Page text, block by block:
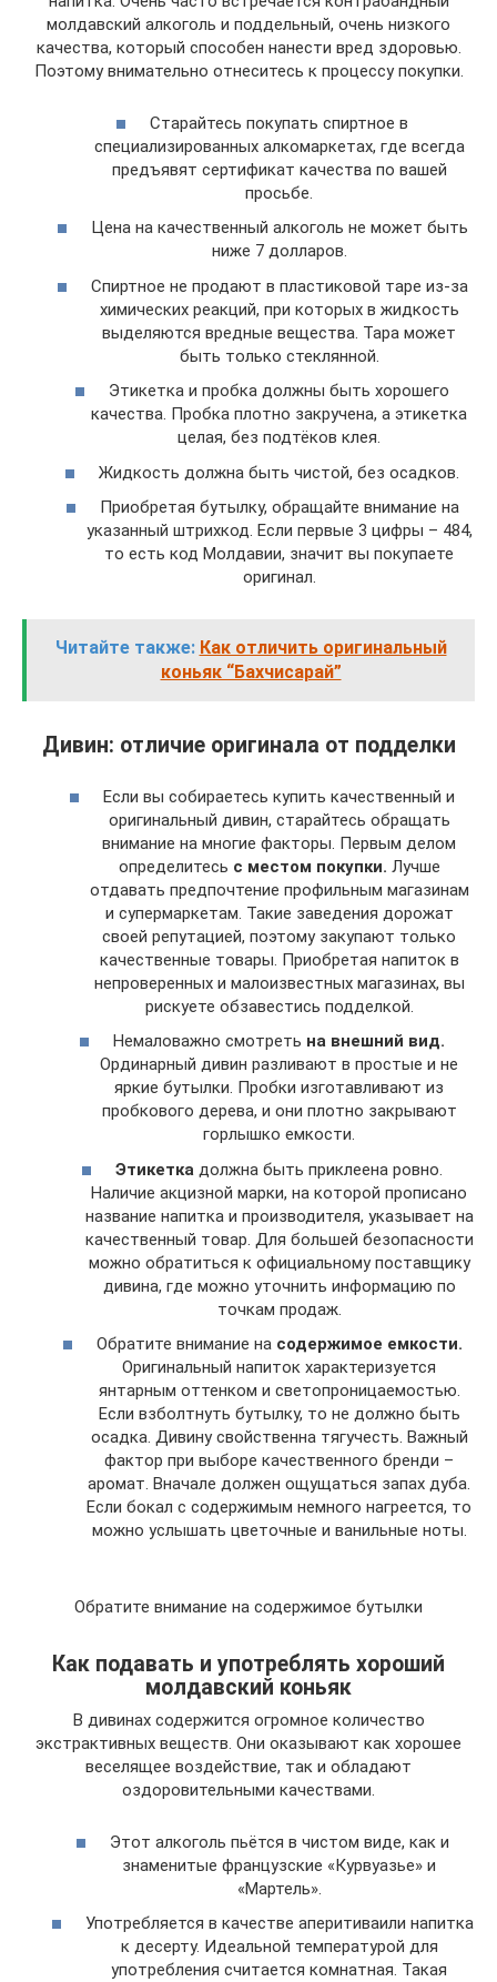
молдавский алкоголь и поддельный, очень низкого
качества, который способен нанести вред здоровью.
Поэтому внимательно отнеситесь к процессу покупки.
Старайтесь покупать спиртное в
специализированных алкомаркетах, где всегда
предъявят сертификат качества по вашей
просьбе.
Цена на качественный алкоголь не может быть
ниже 7 долларов.
Спиртное не продают в пластиковой таре из-за
химических реакций, при которых в жидкость
выделяются вредные вещества. Тара может
быть только стеклянной.
Этикетка и пробка должны быть хорошего
качества. Пробка плотно закручена, а этикетка
целая, без подтёков клея.
Жидкость должна быть чистой, без осадков.
Приобретая бутылку, обращайте внимание на
указанный штрихкод. Если первые 3 цифры – 484,
то есть код Молдавии, значит вы покупаете
оригинал.
Читайте также: Как отличить оригинальный
коньяк “Бахчисарай”
Дивин: отличие оригинала от подделки
Если вы собираетесь купить качественный и
оригинальный дивин, старайтесь обращать
внимание на многие факторы. Первым делом
определитесь с местом покупки. Лучше
отдавать предпочтение профильным магазинам
и супермаркетам. Такие заведения дорожат
своей репутацией, поэтому закупают только
качественные товары. Приобретая напиток в
непроверенных и малоизвестных магазинах, вы
рискуете обзавестись подделкой.
Немаловажно смотреть на внешний вид.
Ординарный дивин разливают в простые и не
яркие бутылки. Пробки изготавливают из
пробкового дерева, и они плотно закрывают
горлышко емкости.
Этикетка должна быть приклеена ровно.
Наличие акцизной марки, на которой прописано
название напитка и производителя, указывает на
качественный товар. Для большей безопасности
можно обратиться к официальному поставщику
дивина, где можно уточнить информацию по
точкам продаж.
Обратите внимание на содержимое емкости.
Оригинальный напиток характеризуется
янтарным оттенком и светопроницаемостью.
Если взболтнуть бутылку, то не должно быть
осадка. Дивину свойственна тягучесть. Важный
фактор при выборе качественного бренди –
аромат. Вначале должен ощущаться запах дуба.
Если бокал с содержимым немного нагреется, то
можно услышать цветочные и ванильные ноты.
Обратите внимание на содержимое бутылки
Как подавать и употреблять хороший
молдавский коньяк
В дивинах содержится огромное количество
экстрактивных веществ. Они оказывают как хорошее
веселящее воздействие, так и обладают
оздоровительными качествами.
Этот алкоголь пьётся в чистом виде, как и
знаменитые французские «Курвуазье» и
«Мартель».
Употребляется в качестве аперитиваили напитка
к десерту. Идеальной температурой для
употребления считается комнатная. Такая